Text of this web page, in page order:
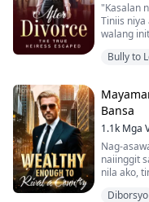
"Kasalan
Tiniis
walang
asawa
Sa
siya
Bully to
Bansa
1.1k Mga
Nag-
naiinggit
nila ako,
Diborsyo